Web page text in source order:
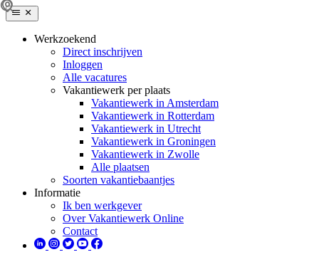
Werkzoekend
Direct inschrijven
Inloggen
Alle vacatures
Vakantiewerk per plaats
Vakantiewerk in Amsterdam
Vakantiewerk in Rotterdam
Vakantiewerk in Utrecht
Vakantiewerk in Groningen
Vakantiewerk in Zwolle
Alle plaatsen
Soorten vakantiebaantjes
Informatie
Ik ben werkgever
Over Vakantiewerk Online
Contact